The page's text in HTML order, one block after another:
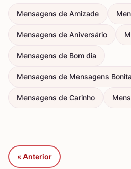
Mensagens de Amizade
Mensagens de Aniversário
Mensagens de Bom dia
Mensagens de Mensagens
Mensagens de Carinho
« Anterior